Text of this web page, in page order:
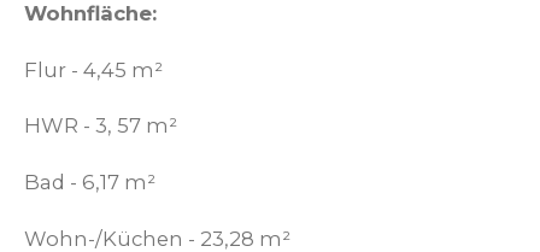
Wohnfläche:
Flur - 4,45 m²
HWR - 3, 57 m²
Bad - 6,17 m²
Wohn-/Küchen - 23,28 m²